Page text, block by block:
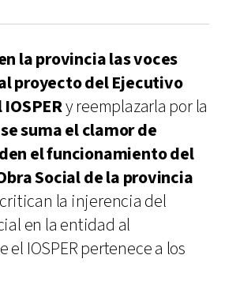
la provincia las voces
proyecto del Ejecutivo
y reemplazarla por la
suma el clamor de
el funcionamiento del
Social de la provincia
la injerencia del
en la entidad al
IOSPER pertenece a los